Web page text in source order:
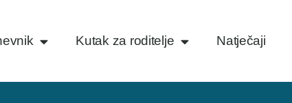
Kutak za roditelje Natječaji